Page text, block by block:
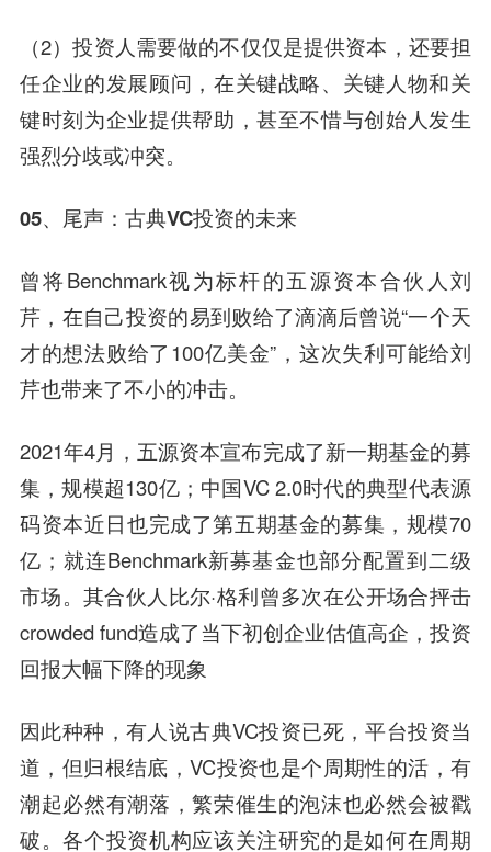
（2）投资人需要做的不仅仅是提供资本，还要担
任企业的发展顾问，在关键战略、关键人物和关
键时刻为企业提供帮助，甚至不惜与创始人发生
强烈分歧或冲突。
05、 尾声：古典VC投资的未来
曾将Benchmark视为标杆的五源资本合伙人刘
芹 ，在自己投资的易到败给了滴滴后曾说“一个天
才的想法败给了100亿美金”，这次失利可能给刘
芹也带来了不小的冲击。
2021年4月，五源资本宣布完成了新一期基金的募
集，规模超130亿；中国VC 2.0时代的典型代表源
码资本近日也完成了第五期基金的募集，规模70
亿；就连Benchmark新募基金也部分配置到二级
市场。其合伙人比尔·格利曾多次在公开场合抨击
crowded fund造成了当下初创企业估值高企，投资
回报大幅下降的现象
因此种种，有人说古典VC投资已死，平台投资当
道，但归根结底，VC投资也是个周期性的活，有
潮起必然有潮落，繁荣催生的泡沫也必然会被戳
破。各个投资机构应该关注研究的是如何在周期